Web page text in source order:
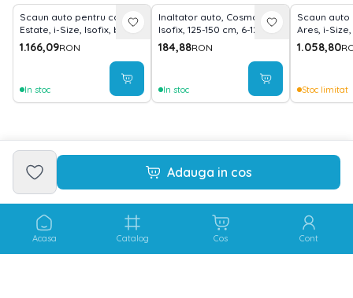
Adauga in cos
Scaun auto pentru copii,
Estate, i-Size, Isofix, baza
rotativa, picior de sprijin, 0
Luni-12 Ani, 40-150 cm,
1.166,09RON
In stoc
Inaltator auto, Cosmos,
Isofix, 125-150 cm, 6-12 ani,
Grey Jasper
184,88RON
In stoc
Scaun
Ares, i-
rebound
150 cm, 0
1.058,80
Stoc limitat
Acasa Catalog Cos Cont